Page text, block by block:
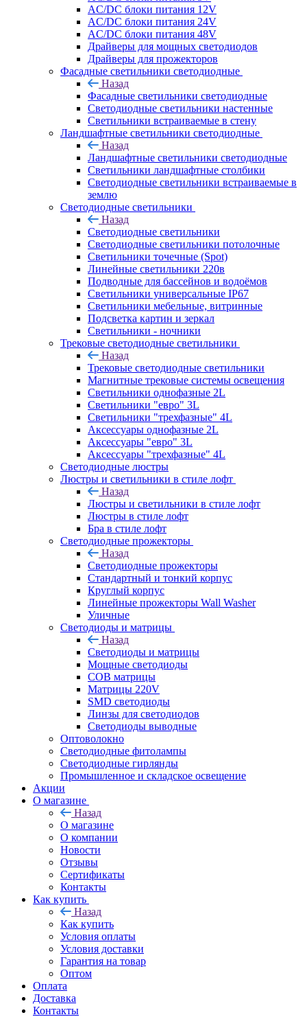
AC/DC блоки питания 12V
AC/DC блоки питания 24V
AC/DC блоки питания 48V
Драйверы для мощных светодиодов
Драйверы для прожекторов
Фасадные светильники светодиодные
Назад
Фасадные светильники светодиодные
Светодиодные светильники настенные
Светильники встраиваемые в стену
Ландшафтные светильники светодиодные
Назад
Ландшафтные светильники светодиодные
Светильники ландшафтные столбики
Светодиодные светильники встраиваемые в
землю
Светодиодные светильники
Назад
Светодиодные светильники
Светодиодные светильники потолочные
Светильники точечные (Spot)
Линейные светильники 220в
Подводные для бассейнов и водоёмов
Светильники универсальные IP67
Светильники мебельные, витринные
Подсветка картин и зеркал
Светильники - ночники
Трековые светодиодные светильники
Назад
Трековые светодиодные светильники
Магнитные трековые системы освещения
Светильники однофазные 2L
Светильники "евро" 3L
Светильники "трехфазные" 4L
Аксессуары однофазные 2L
Аксессуары "евро" 3L
Аксессуары "трехфазные" 4L
Светодиодные люстры
Люстры и светильники в стиле лофт
Назад
Люстры и светильники в стиле лофт
Люстры в стиле лофт
Бра в стиле лофт
Светодиодные прожекторы
Назад
Светодиодные прожекторы
Стандартный и тонкий корпус
Круглый корпус
Линейные прожекторы Wall Washer
Уличные
Светодиоды и матрицы
Назад
Светодиоды и матрицы
Мощные светодиоды
COB матрицы
Матрицы 220V
SMD светодиоды
Линзы для светодиодов
Светодиоды выводные
Оптоволокно
Светодиодные фитолампы
Светодиодные гирлянды
Промышленное и складское освещение
Акции
О магазине
Назад
О магазине
О компании
Новости
Отзывы
Сертификаты
Контакты
Как купить
Назад
Как купить
Условия оплаты
Условия доставки
Гарантия на товар
Оптом
Оплата
Доставка
Контакты